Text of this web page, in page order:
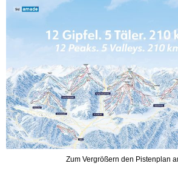
Zum Vergrößern den Pistenplan